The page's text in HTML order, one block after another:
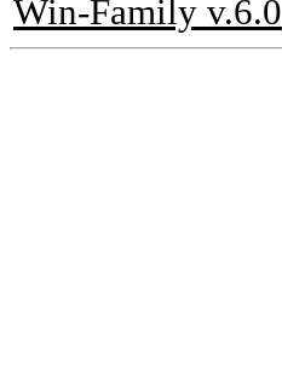
Win-Family v.6.0